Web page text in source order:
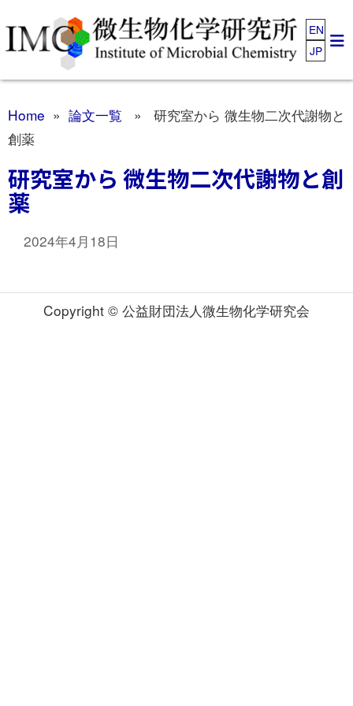
EN
JP
Home » 論文一覧 » 研究室から 微生物二次代謝物と
創薬
研究室から 微生物二次代謝物と創
薬
2024年4月18日
Copyright © 公益財団法人微生物化学研究会